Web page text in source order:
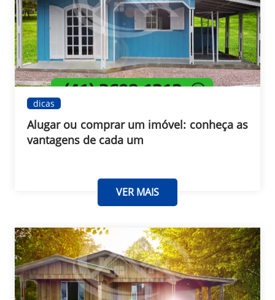
dicas
Alugar ou comprar um imóvel: conheça as
vantagens de cada um
VER MAIS